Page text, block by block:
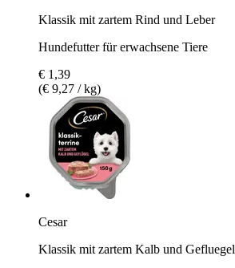
Klassik mit zartem Rind und Leber
Hundefutter für erwachsene Tiere
€ 1,39
(€ 9,27 / kg)
Cesar
Klassik mit zartem Kalb und Gefluegel